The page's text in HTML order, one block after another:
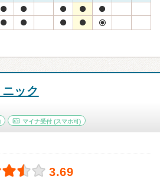
ック
マイナ受付 (スマホ可)
3.69